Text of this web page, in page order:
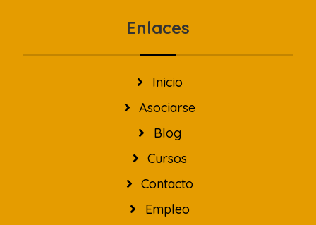
Enlaces
Inicio
Asociarse
Blog
Cursos
Contacto
Empleo